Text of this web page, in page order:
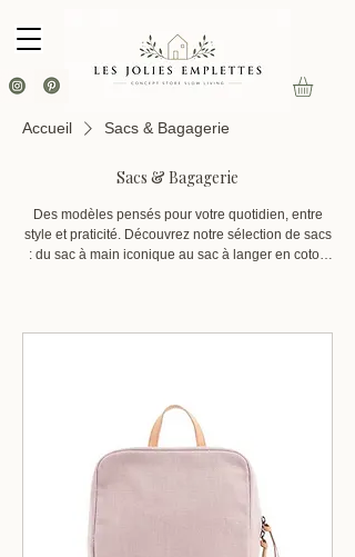
Accueil Sacs & Bagagerie
Sacs & Bagagerie
Des modèles pensés pour votre quotidien, entre
style et praticité. Découvrez notre sélection de sacs
: du sac à main iconique au sac à langer en coton